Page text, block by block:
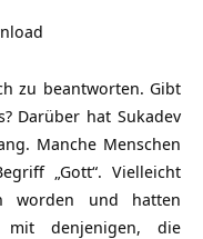
zu beantworten. Gibt
Darüber hat Sukadev
Manche Menschen
„Gott“. Vielleicht
worden und hatten
mit denjenigen, die